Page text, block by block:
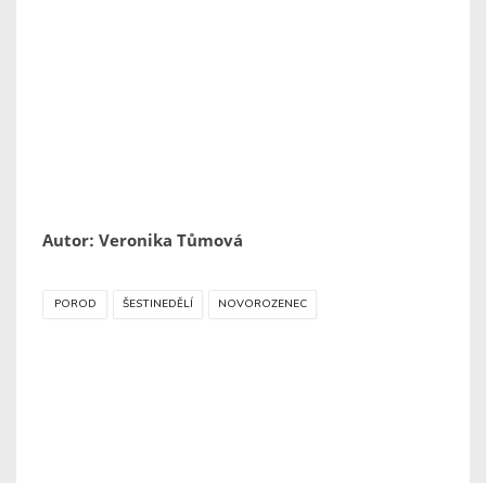
Autor: Veronika Tůmová
POROD ŠESTINEDĚLÍ NOVOROZENEC